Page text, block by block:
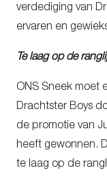
verdediging van
ervaren en
Te laag op de
ONS Sneek moet
Drachtster Boys
de promotie van
heeft gewonnen.
te laag op de